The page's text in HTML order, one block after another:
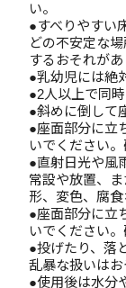
い。
●すべりやすい
どの不安定な
するおそれがあ
●乳幼児には絶
●2人以上で同
●斜めに倒して
●座面部分に立
いでください
●直射日光や風
常設や放置、
形、変色、腐食
●座面部分に立
いでください
●投げたり、落
乱暴な扱いはお
●使用後は水分